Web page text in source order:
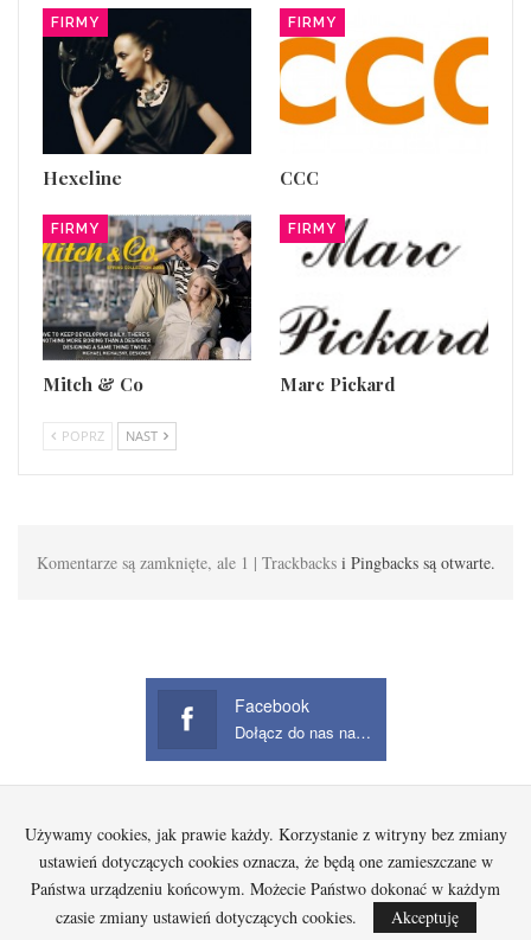
FIRMY
Hexeline
FIRMY
CCC
FIRMY
Mitch & Co
FIRMY
Marc Pickard
POPRZ NAST
Komentarze są zamknięte, ale 1 | Trackbacks i Pingbacks są otwarte.
Facebook
Dołącz do nas na Facebook
Startowa Kobieta Dziecko Mężczyzna
Beauty
Gadżety
Jak kupować na Aliexpress?
© 2026 - Wszelkie prawa zastrzeżone.
Używamy cookies, jak prawie każdy. Korzystanie z witryny bez zmiany
ustawień dotyczących cookies oznacza, że będą one zamieszczane w
Państwa urządzeniu końcowym. Możecie Państwo dokonać w każdym
czasie zmiany ustawień dotyczących cookies.
Akceptuję